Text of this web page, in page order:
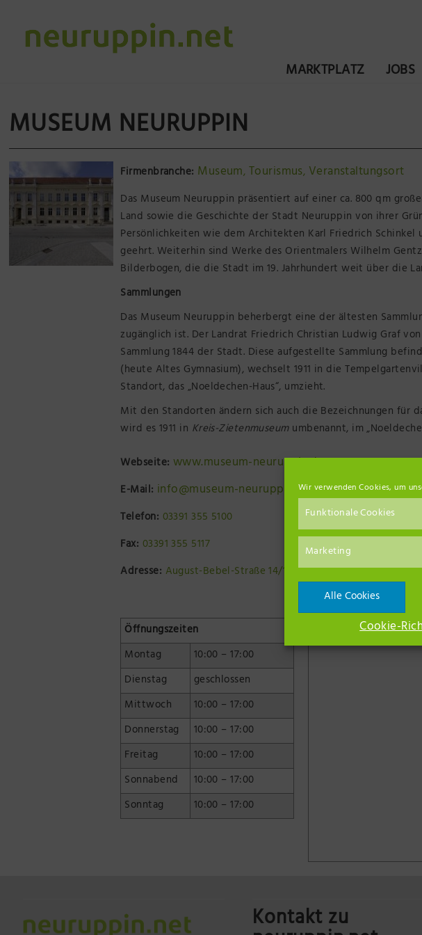
Wir verwenden Cookies, um
Funktionale Cookies
Marketing
Alle Cookies
Cookie-
MARKTPLATZ JOBS
MUSEUM NEURUPPIN
Firmenbranche: Museum,Tourismus, Veranstaltungsort
Das Museum Neuruppin präsentiert auf einer ca. 800 qm
Land sowie die Geschichte der Stadt Neuruppin von ihrer
Persönlichkeiten wie dem Architekten Karl Friedrich Schinkel
geehrt. Weiterhin sind Werke des Orientmalers Wilhelm
Bilderbogen, die die Stadt im 19. Jahrhundert weit über die
Sammlungen
Das Museum Neuruppin beherbergt eine der ältesten
zugänglich ist. Der Landrat Friedrich Christian Ludwig Graf
Sammlung 1844 der Stadt. Diese aufgestellte Sammlung
(heute Altes Gymnasium), wechselt 1911 in die
Standort, das „Noeldechen-Haus“, umzieht.
Mit den Standorten ändern sich auch die Bezeichnungen für
wird es 1911 in Kreis-Zietenmuseumumbenannt, im
Webseite: www.museum-neuruppin.de
E-Mail: info@museum-neuruppin.de
Telefon: 03391 355 5100
Fax: 03391 355 5117
Adresse: August-Bebel-Straße 14/15, 16816 Neuruppin
Öffnungszeiten
Montag
10:00 – 17:00
Dienstag
geschlossen
Mittwoch
10:00 – 17:00
Donnerstag
10:00 – 17:00
Freitag
10:00 – 17:00
Sonnabend
10:00 – 17:00
Sonntag
10:00 – 17:00
Kontakt zu